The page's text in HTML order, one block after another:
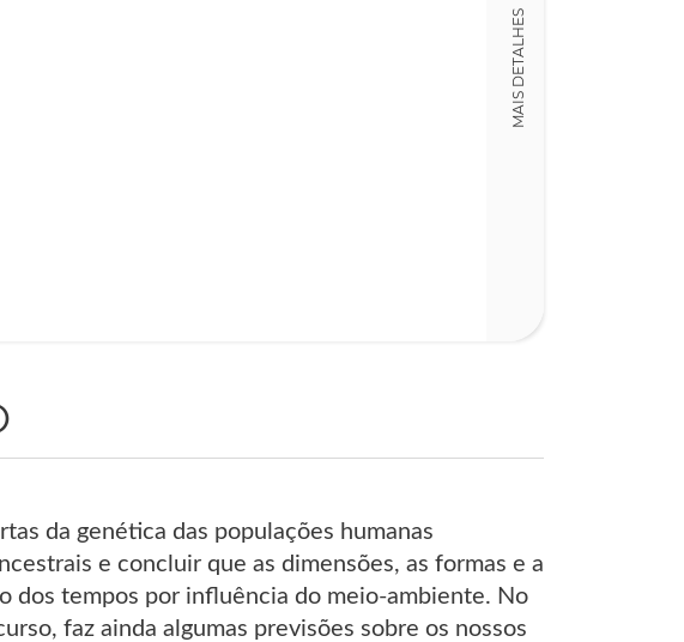
MAIS DETALHES
da genética das populações humanas
e concluir que as dimensões, as formas e a
dos tempos por influência do meio-ambiente. No
faz ainda algumas previsões sobre os nossos